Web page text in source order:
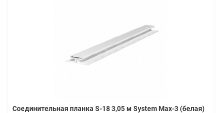
Соединительная планка S-18 3,05 м System Max-3 (белая)